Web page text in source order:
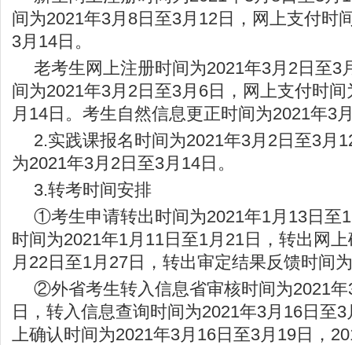
间为2021年3月8日至3月12日，网上支付时
3月14日。
老考生网上注册时间为2021年3月2日至3
间为2021年3月2日至3月6日，网上支付时
月14日。考生自然信息更正时间为2021年3
2.实践课报名时间为2021年3月2日至3月
为2021年3月2日至3月14日。
3.转考时间安排
①考生申请转出时间为2021年1月13日至
时间为2021年1月11日至1月21日，转出网
月22日至1月27日，转出审定结果反馈时间
②外省考生转入信息省审核时间为2021年
日，转入信息查询时间为2021年3月16日至
上确认时间为2021年3月16日至3月19日，